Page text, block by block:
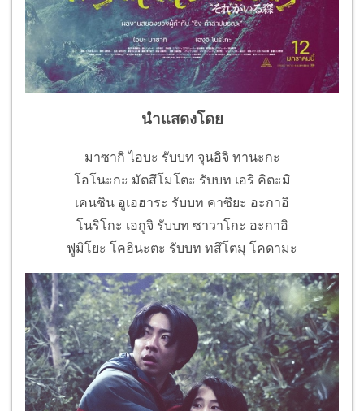
นำแสดงโดย
มาซากิ ไอบะ รับบท จุนอิจิ ทานะกะ
โอโนะกะ มัตสึโมโตะ รับบท เอริ คิตะมิ
เคนชิน อูเอฮาระ รับบท คาซึยะ อะกาอิ
โนริโกะ เอกูจิ รับบท ซาวาโกะ อะกาอิ
ฟูมิโยะ โคฮินะตะ รับบท ทสึโตมุ โคดามะ